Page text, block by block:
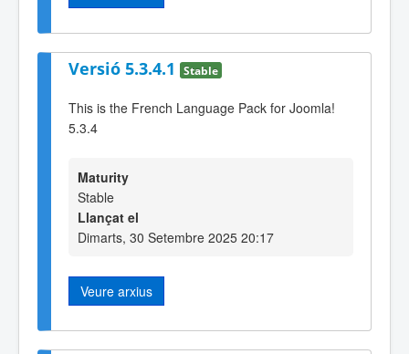
Versió 5.3.4.1 Stable
This is the French Language Pack for Joomla!
5.3.4
Maturity
Stable
Llançat el
Dimarts, 30 Setembre 2025 20:17
Veure arxius